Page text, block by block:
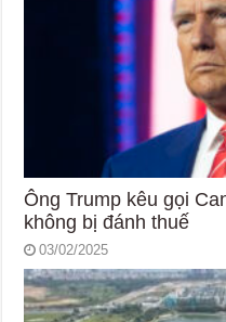
Ông Trump kêu gọi
không bị đánh thuế
03/02/2025